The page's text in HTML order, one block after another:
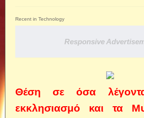
Recent in Technology
Responsive
Θέση σε όσα
εκκλησιασμό και τα